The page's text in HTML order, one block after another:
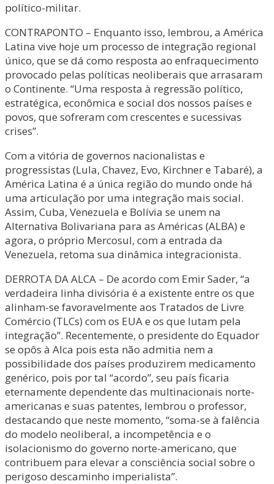
político-militar.
CONTRAPONTO – Enquanto isso, lembrou, a América
Latina vive hoje um processo de integração regional
único, que se dá como resposta ao enfraquecimento
provocado pelas políticas neoliberais que arrasaram
o Continente. “Uma resposta à regressão político,
estratégica, econômica e social dos nossos países e
povos, que sofreram com crescentes e sucessivas
crises”.
Com a vitória de governos nacionalistas e
progressistas (Lula, Chavez, Evo, Kirchner e Tabaré), a
América Latina é a única região do mundo onde há
uma articulação por uma integração mais social.
Assim, Cuba, Venezuela e Bolívia se unem na
Alternativa Bolivariana para as Américas (ALBA) e
agora, o próprio Mercosul, com a entrada da
Venezuela, retoma sua dinâmica integracionista.
DERROTA DA ALCA – De acordo com Emir Sader, “a
verdadeira linha divisória é a existente entre os que
alinham-se favoravelmente aos Tratados de Livre
Comércio (TLCs) com os EUA e os que lutam pela
integração”. Recentemente, o presidente do Equador
se opôs à Alca pois esta não admitia nem a
possibilidade dos países produzirem medicamento
genérico, pois por tal “acordo”, seu país ficaria
eternamente dependente das multinacionais norte-
americanas e suas patentes, lembrou o professor,
destacando que neste momento, “soma-se à falência
do modelo neoliberal, a incompetência e o
isolacionismo do governo norte-americano, que
contribuem para elevar a consciência social sobre o
perigoso descaminho imperialista”.